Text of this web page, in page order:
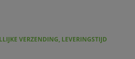
VERZENDING, LEVERINGSTIJD